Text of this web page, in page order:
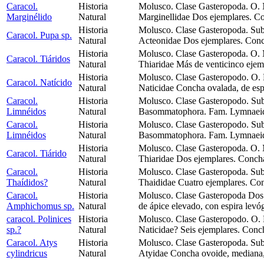
Caracol.
Marginélido
Historia
Natural
Molusco. Clase Gasteropoda. O.
Marginellidae Dos ejemplares.
Caracol. Pupa sp.
Historia
Natural
Molusco. Clase Gasteropoda.
Acteonidae Dos ejemplares.
Caracol. Tiáridos
Historia
Natural
Molusco. Clase Gasteropoda. O.
Thiaridae Más de venticinco
Caracol. Natícido
Historia
Natural
Molusco. Clase Gasteropodo. O.
Naticidae Concha ovalada, de
Caracol.
Limnéidos
Historia
Natural
Molusco. Clase Gasteropodo.
Basommatophora. Fam.
Caracol.
Limnéidos
Historia
Natural
Molusco. Clase Gasteropodo.
Basommatophora. Fam.
Caracol. Tiárido
Historia
Natural
Molusco. Clase Gasteropoda. O.
Thiaridae Dos ejemplares.
Caracol.
Thaídidos?
Historia
Natural
Molusco. Clase Gasteropoda.
Thaididae Cuatro ejemplares.
Caracol.
Amphichomus sp.
Historia
Natural
Molusco. Clase Gasteropoda
de ápice elevado, con espira
caracol. Polinices
sp.?
Historia
Natural
Molusco. Clase Gasteropodo. O.
Naticidae? Seis ejemplares.
Caracol. Atys
cylindricus
Historia
Natural
Molusco. Clase Gasteropoda.
Atyidae Concha ovoide,